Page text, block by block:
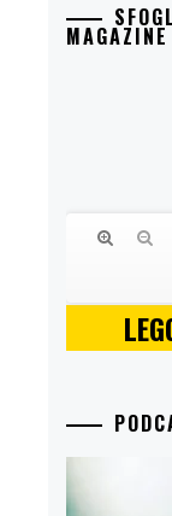
MAGAZINE